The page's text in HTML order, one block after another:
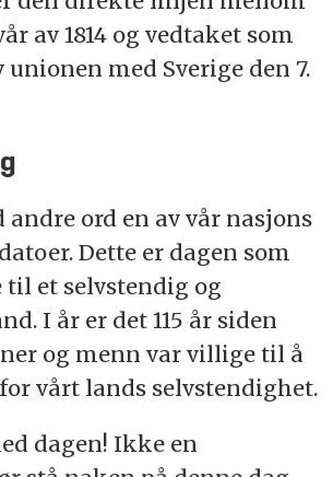
av 1814 og vedtaket som
med Sverige den 7.
andre ord en av vår nasjons
Dette er dagen som
til et selvstendig og
I år er det 115 år siden
og menn var villige til å
vårt lands selvstendighet.
dagen! Ikke en